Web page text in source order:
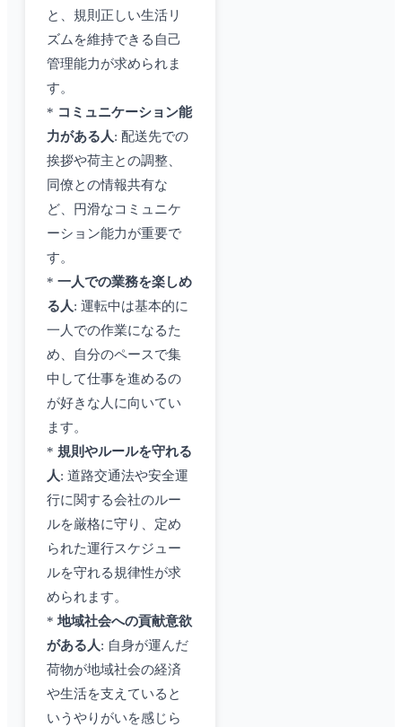
と、規則正しい生活リ
ズムを維持できる自己
管理能力が求められま
す。
* コミュニケーション能
力がある人: 配送先での
挨拶や荷主との調整、
同僚との情報共有な
ど、円滑なコミュニケ
ーション能力が重要で
す。
* 一人での業務を楽しめ
る人: 運転中は基本的に
一人での作業になるた
め、自分のペースで集
中して仕事を進めるの
が好きな人に向いてい
ます。
* 規則やルールを守れる
人: 道路交通法や安全運
行に関する会社のルー
ルを厳格に守り、定め
られた運行スケジュー
ルを守れる規律性が求
められます。
* 地域社会への貢献意欲
がある人: 自身が運んだ
荷物が地域社会の経済
や生活を支えていると
いうやりがいを感じら